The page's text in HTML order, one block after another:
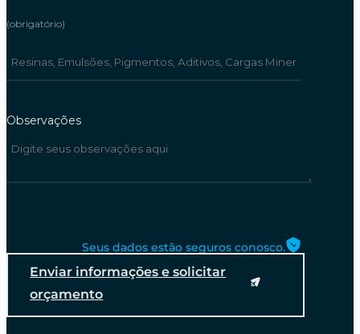
(obrigatório)
Observações
Seus dados estão seguros conosco.
Enviar informações e solicitar
orçamento